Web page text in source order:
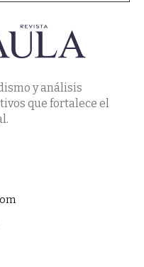
y análisis
que fortalece el